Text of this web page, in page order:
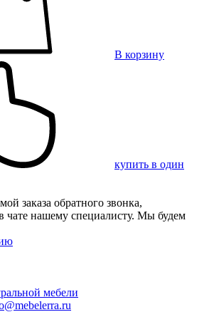
В корзину
купить в один
заказа обратного звонка,
чате нашему специалисту. Мы будем
мебели